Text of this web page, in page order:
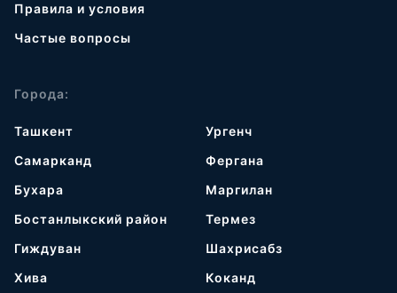
Правила и условия
Частые вопросы
Города:
Ташкент
Самарканд
Бухара
Бостанлыкский район
Гиждуван
Хива
Ургенч
Фергана
Маргилан
Термез
Шахрисабз
Коканд